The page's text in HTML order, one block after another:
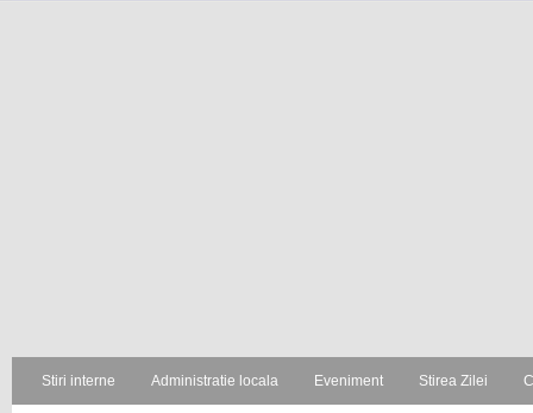
Stiri interne Administratie locala Eveniment Stirea Zilei